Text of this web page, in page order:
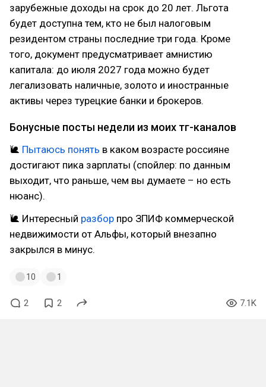
зарубежные доходы на срок до 20 лет. Льгота
будет доступна тем, кто не был налоговым
резидентом страны последние три года. Кроме
того, документ предусматривает амнистию
капитала: до июля 2027 года можно будет
легализовать наличные, золото и иностранные
активы через турецкие банки и брокеров.
Бонусные посты недели из моих тг-каналов
🐌 Пытаюсь понять в каком возрасте россияне
достигают пика зарплаты (спойлер: по данным
выходит, что раньше, чем вы думаете – но есть
нюанс).
🐌 Интересный разбор про ЗПИФ коммерческой
недвижимости от Альфы, который внезапно
закрылся в минус.
10 1
2 2 7.1K